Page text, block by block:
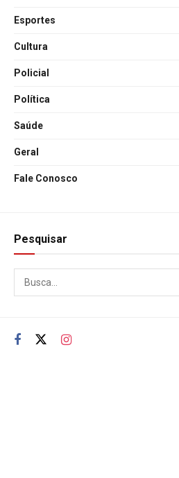
Esportes
Cultura
Policial
Política
Saúde
Geral
Fale Conosco
Pesquisar